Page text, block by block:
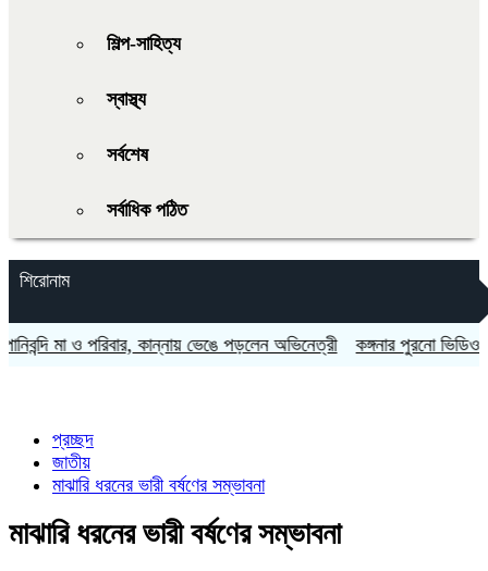
শিল্প-সাহিত্য
স্বাস্থ্য
সর্বশেষ
সর্বাধিক পঠিত
শিরোনাম
মা ও পরিবার, কান্নায় ভেঙে পড়লেন অভিনেত্রী কঙ্গনার পুরনো ভিডিও ফের
প্রচ্ছদ
জাতীয়
মাঝারি ধরনের ভারী বর্ষণের সম্ভাবনা
মাঝারি ধরনের ভারী বর্ষণের সম্ভাবনা